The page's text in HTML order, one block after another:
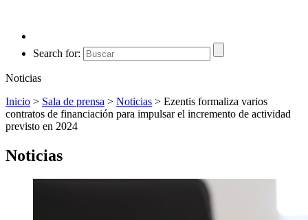
Search for:
Noticias
Inicio > Sala de prensa > Noticias > Ezentis formaliza varios
contratos de financiación para impulsar el incremento de actividad
previsto en 2024
Noticias